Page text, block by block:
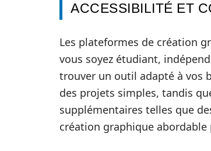
ACCESSIBILITÉ ET
Les plateformes de création
vous soyez étudiant,
trouver un outil adapté à vos
des projets simples, tandis
supplémentaires telles que
création graphique abordable